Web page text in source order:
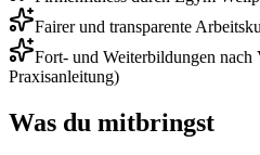
Fairer und transparente
Fort- und Weiterbildungen nach
Praxisanleitung)
Was du mitbringst